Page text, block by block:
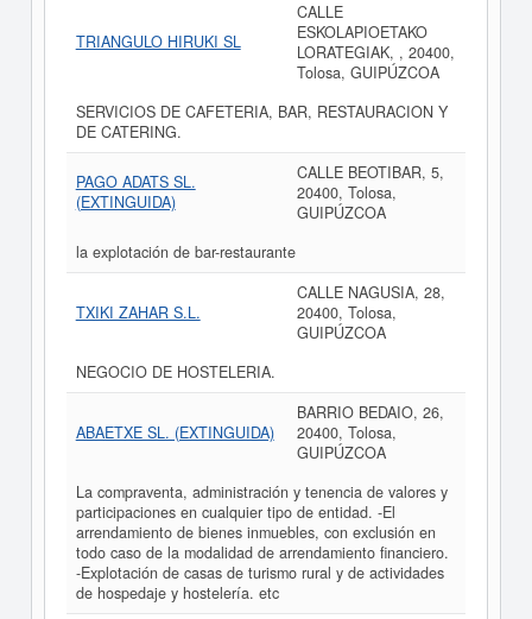
TRIANGULO HIRUKI SL
CALLE
ESKOLAPIOETAKO
LORATEGIAK, , 20400,
Tolosa, GUIPÚZCOA
SERVICIOS DE CAFETERIA, BAR, RESTAURACION Y
DE CATERING.
PAGO ADATS SL.
(EXTINGUIDA)
CALLE BEOTIBAR, 5,
20400, Tolosa,
GUIPÚZCOA
la explotación de bar-restaurante
TXIKI ZAHAR S.L.
CALLE NAGUSIA, 28,
20400, Tolosa,
GUIPÚZCOA
NEGOCIO DE HOSTELERIA.
ABAETXE SL. (EXTINGUIDA)
BARRIO BEDAIO, 26,
20400, Tolosa,
GUIPÚZCOA
La compraventa, administración y tenencia de valores y
participaciones en cualquier tipo de entidad. -El
arrendamiento de bienes inmuebles, con exclusión en
todo caso de la modalidad de arrendamiento financiero.
-Explotación de casas de turismo rural y de actividades
de hospedaje y hostelería. etc